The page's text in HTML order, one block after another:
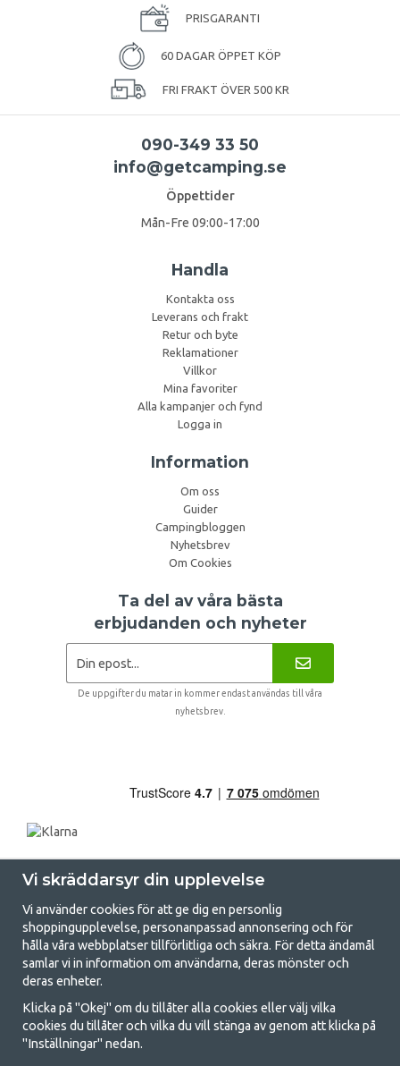
PRISGARANTI
60 DAGAR ÖPPET KÖP
FRI FRAKT ÖVER 500 KR
090-349 33 50
info@getcamping.se
Öppettider
Mån-Fre 09:00-17:00
Handla
Kontakta oss
Leverans och frakt
Retur och byte
Reklamationer
Villkor
Mina favoriter
Alla kampanjer och fynd
Logga in
Information
Om oss
Guider
Campingbloggen
Nyhetsbrev
Om Cookies
Ta del av våra bästa
erbjudanden och nyheter
De uppgifter du matar in kommer endast användas till våra
nyhetsbrev.
GetCamping.se - Din butik för camping
och uteliv
Att campa kan antingen vara en livsstil eller ett sätt att samla familjen
för ett gemensamt äventyr. Oavsett vilken kategori du tillhör hittar du
Vi skräddarsyr din upplevelse
Vi använder cookies för att ge dig en personlig
shoppingupplevelse, personanpassad annonsering och för
hålla våra webbplatser tillförlitliga och säkra. För detta ändamål
samlar vi in information om användarna, deras mönster och
deras enheter.
Klicka på "Okej" om du tillåter alla cookies eller välj vilka
cookies du tillåter och vilka du vill stänga av genom att klicka på
"Inställningar" nedan.